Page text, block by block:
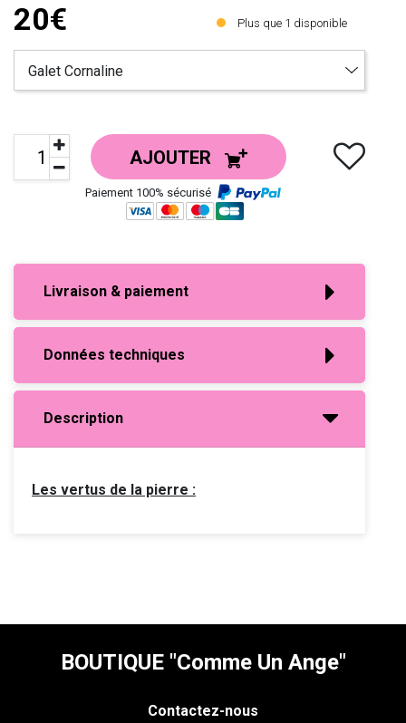
20€ Plus que 1 disponible
AJOUTER
Paiement 100% sécurisé
Livraison & paiement
Données techniques
Description
Les vertus de la pierre :
BOUTIQUE "Comme Un Ange"
Contactez-nous